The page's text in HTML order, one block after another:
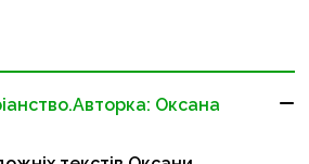
Оксана